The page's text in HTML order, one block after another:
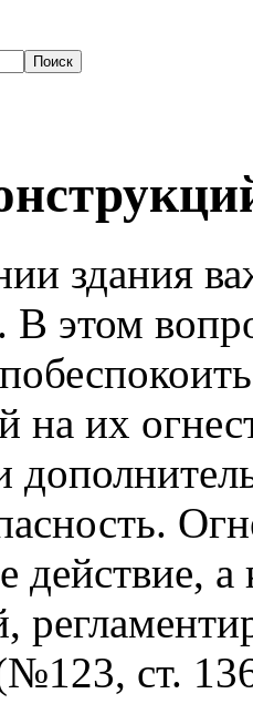
здания
В этом
на их
действие,
ст.